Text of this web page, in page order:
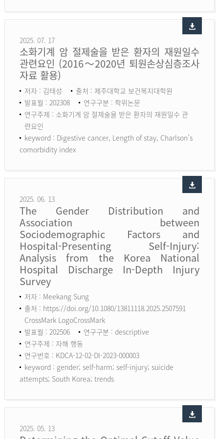
2025. 07. 17
소화기계 암 절제술을 받은 환자의 재원일수
관련요인 (2016～2020년 퇴원손상심층조사
자료 활용)
저자 : 김태성
출처 : 제주대학교 보건복지대학원
발표월 : 202308
연구구분 : 학위논문
연구주제 : 소화기계 암 절제술을 받은 환자의 재원일수 관
련요인
keyword : Digestive cancer, Length of stay, Charlson’s
comorbidity index
2025. 06. 13
The Gender Distribution and
Association between
Sociodemographic Factors and
Hospital-Presenting Self-Injury:
Analysis from the Korea National
Hospital Discharge In-Depth Injury
Survey
저자 : Meekang Sung
출처 : https://doi.org/10.1080/13811118.2025.2507591
CrossMark LogoCrossMark
발표월 : 202506
연구구분 : descriptive
연구주제 : 자해 행동
연구번호 : KDCA-12-02-DI-2023-000003
keyword : gender; self-harm; self-injury; suicide
attempts; South Korea; trends
2025. 05. 13